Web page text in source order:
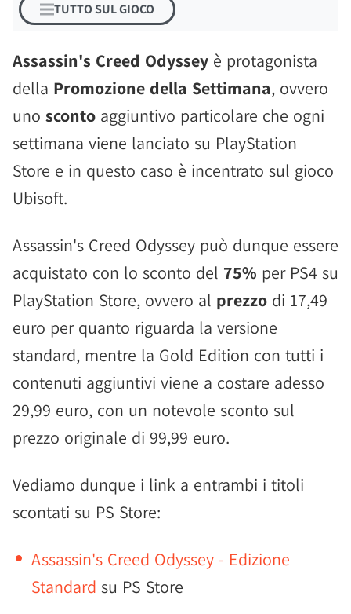
TUTTO SUL GIOCO
Assassin's Creed Odyssey è protagonista
della Promozione della Settimana, ovvero
uno sconto aggiuntivo particolare che ogni
settimana viene lanciato su PlayStation
Store e in questo caso è incentrato sul gioco
Ubisoft.
Assassin's Creed Odyssey può dunque essere
acquistato con lo sconto del 75% per PS4 su
PlayStation Store, ovvero al prezzo di 17,49
euro per quanto riguarda la versione
standard, mentre la Gold Edition con tutti i
contenuti aggiuntivi viene a costare adesso
29,99 euro, con un notevole sconto sul
prezzo originale di 99,99 euro.
Vediamo dunque i link a entrambi i titoli
scontati su PS Store:
Assassin's Creed Odyssey - Edizione
Standard su PS Store